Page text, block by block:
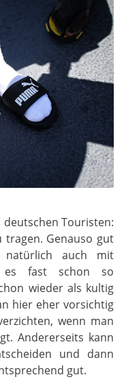
deutschen Touristen:
tragen. Genauso gut
natürlich auch mit
es fast schon so
wieder als kultig
hier eher vorsichtig
wenn man
Andererseits kann
und dann
gut.